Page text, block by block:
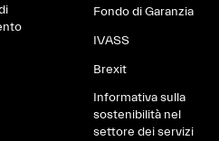
Fondo di Garanzia
IVASS
Brexit
Informativa sulla
sostenibilità nel
settore dei servizi